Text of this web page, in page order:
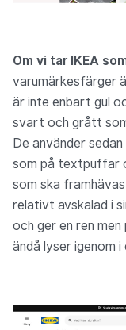
Om vi tar IKEA
varumärkesfärger
är inte enbart gul
svart och grått
De använder
som på textpuffar
som ska
relativt avskalad i
och ger en ren
ändå lyser igenom i